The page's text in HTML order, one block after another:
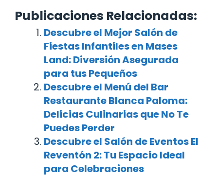
Publicaciones Relacionadas:
Descubre el Mejor Salón de
Fiestas Infantiles en Mases
Land: Diversión Asegurada
para tus Pequeños
Descubre el Menú del Bar
Restaurante Blanca Paloma:
Delicias Culinarias que No Te
Puedes Perder
Descubre el Salón de Eventos El
Reventón 2: Tu Espacio Ideal
para Celebraciones